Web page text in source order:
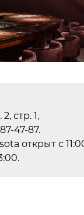
стр. 1,
47-87.
открыт с